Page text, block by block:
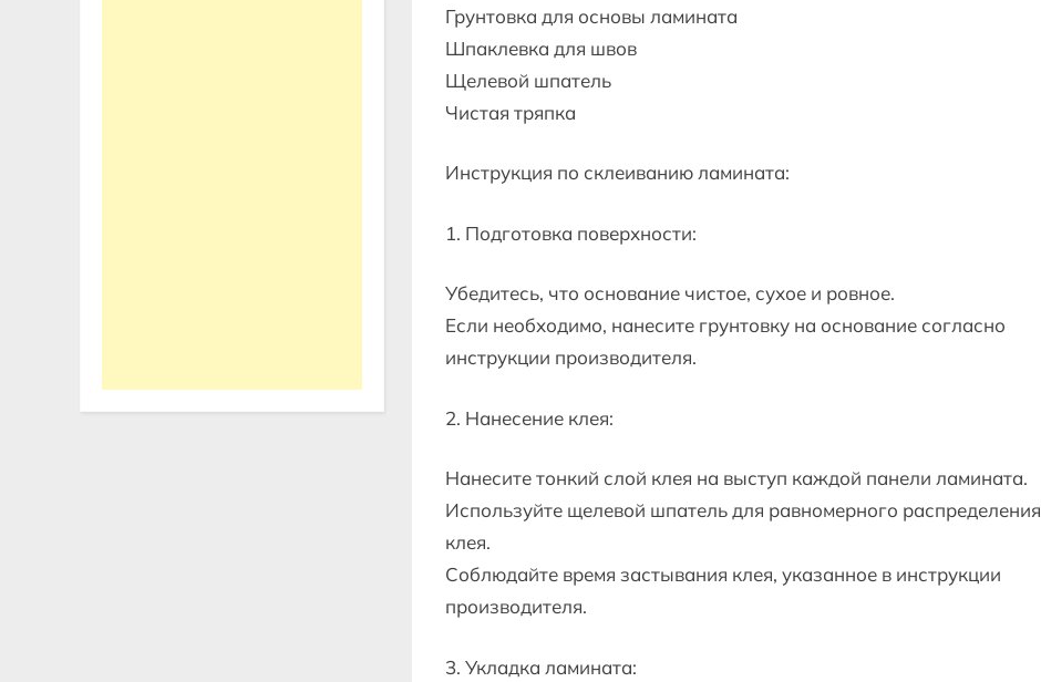
Грунтовка для основы ламината
Шпаклевка для швов
Щелевой шпатель
Чистая тряпка
Инструкция по склеиванию ламината:
1. Подготовка поверхности:
Убедитесь, что основание чистое, сухое и ровное.
Если необходимо, нанесите грунтовку на основание согласно
инструкции производителя.
2. Нанесение клея:
Нанесите тонкий слой клея на выступ каждой панели ламината.
Используйте щелевой шпатель для равномерного распределения
клея.
Соблюдайте время застывания клея, указанное в инструкции
производителя.
3. Укладка ламината: